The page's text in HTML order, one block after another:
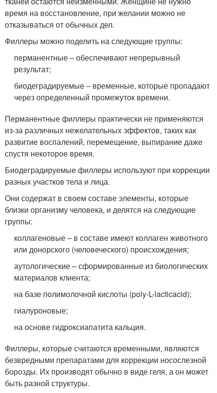
время на восстановление, при желании можно не
отказываться от обычных дел.
Филлеры можно поделить на следующие группы:
перманентные – обеспечивают непрерывный
результат;
биодеградируемые – временные, которые пропадают
через определенный промежуток времени.
Перманентные филлеры практически не применяются
из-за различных нежелательных эффектов, таких как
развитие воспалений, перемещение, выпирание даже
спустя некоторое время.
Биодеградируемые филлеры используют при коррекции
разных участков тела и лица.
Они содержат в своем составе элементы, которые
близки организму человека, и делятся на следующие
группы:
коллагеновые – в составе имеют коллаген животного
или донорского (человеческого) происхождения;
аутологические – сформированные из биологических
материалов клиента;
на базе полимолочной кислоты (poly-L-lacticacid);
гиалуроновые;
на основе гидроксиапатита кальция.
Филлеры, которые считаются временными, являются
безвредными препаратами для коррекции носослезной
борозды. Их производят обычно в виде геля, а он может
быть разной структуры.